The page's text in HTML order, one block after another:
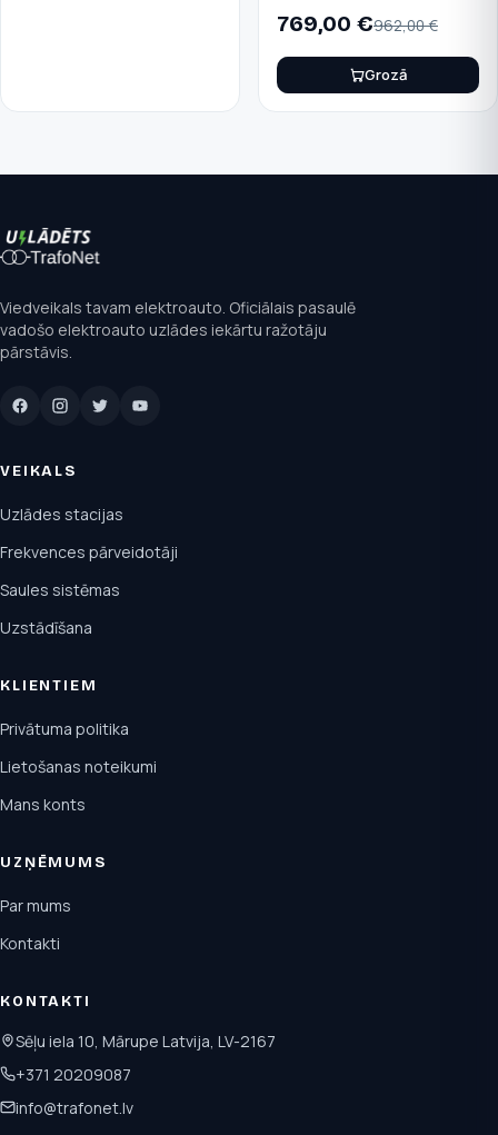
769,00 €962,00€
Grozā
Viedveikals tavam elektroauto. Oficiālais pasaulē
vadošo elektroauto uzlādes iekārtu ražotāju
pārstāvis.
VEIKALS
Uzlādes stacijas
Frekvences pārveidotāji
Saules sistēmas
Uzstādīšana
KLIENTIEM
Privātuma politika
Lietošanas noteikumi
Mans konts
UZŅĒMUMS
Par mums
Kontakti
KONTAKTI
Sēļu iela 10, Mārupe Latvija, LV-2167
+371 20209087
info@trafonet.lv